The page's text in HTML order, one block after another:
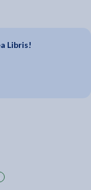
Libris!